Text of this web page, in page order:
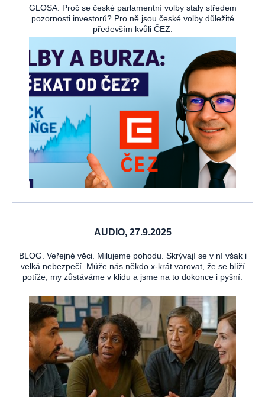
GLOSA. Proč se české parlamentní volby staly středem
pozornosti investorů? Pro ně jsou české volby důležité
především kvůli ČEZ.
AUDIO, 27.9.2025
BLOG. Veřejné věci. Milujeme pohodu. Skrývají se v ní však i
velká nebezpečí. Může nás někdo x-krát varovat, že se blíží
potíže, my zůstáváme v klidu a jsme na to dokonce i pyšní.